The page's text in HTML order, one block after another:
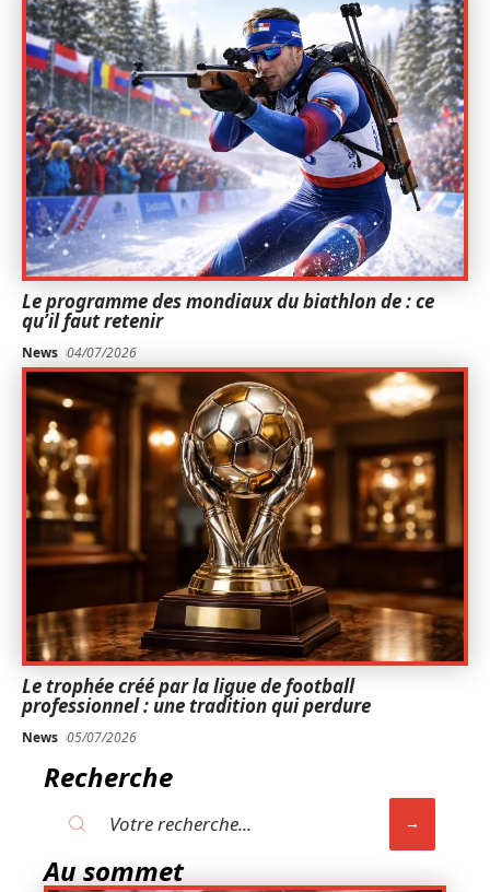
Le programme des mondiaux du biathlon de : ce
qu’il faut retenir
News 04/07/2026
Le trophée créé par la ligue de football
professionnel : une tradition qui perdure
News 05/07/2026
Recherche
Au sommet